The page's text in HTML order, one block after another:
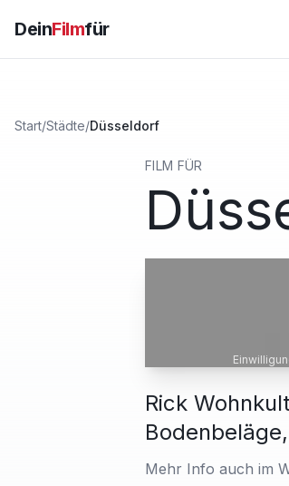
DeinFilmfür
Start/Städte/Düsseldorf
FILM FÜR
Rick
Mehr Info auch im